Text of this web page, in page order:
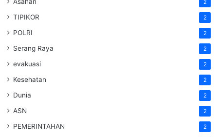
2
TIPIKOR 2
POLRI 2
Serang Raya 2
evakuasi 2
Kesehatan 2
Dunia 2
ASN 2
PEMERINTAHAN 2